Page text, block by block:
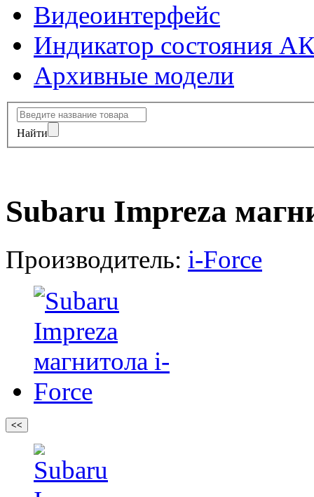
Видеоинтерфейс
Индикатор состояния
Архивные модели
Найти
Subaru Impreza
Производитель: i-Force
<<